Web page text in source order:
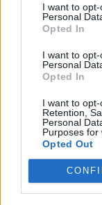
I want to
Personal
Opted In
I want to
Personal
Opted In
I want to opt-
Retention,
Personal
Purposes for
Opted Out
Har man et
lyst til en kop
Hyggekrogen.
Som
Garnhulen.
Overskuddet
Naboskab,
arbejder
lokalområderne.
Events
Aktuelt
Mennesker
Shopping